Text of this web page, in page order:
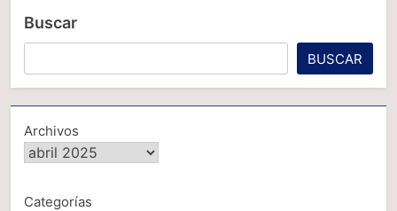
Buscar
BUSCAR
Archivos
Categorías